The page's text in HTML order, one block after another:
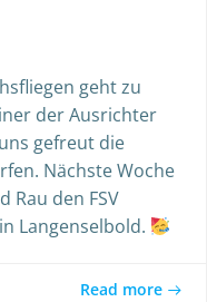
geht zu
der Ausrichter
gefreut die
Nächste Woche
Rau den FSV
Langenselbold.
Read more